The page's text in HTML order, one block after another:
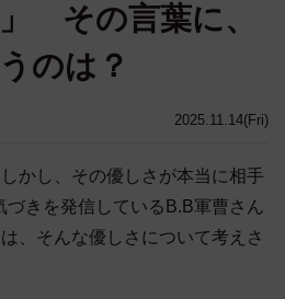
2025.11.14(Fri)
その言葉に、
のは？
かし、その優しさが本当に相手
きを発信しているB.B軍曹さん
、そんな優しさについて考えさ